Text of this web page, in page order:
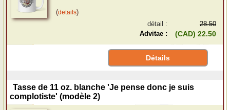
(details)
détail :
28.50
Advitae :
(CAD) 22.50
Détails
Tasse de 11 oz. blanche 'Je pense donc je suis
complotiste' (modèle 2)